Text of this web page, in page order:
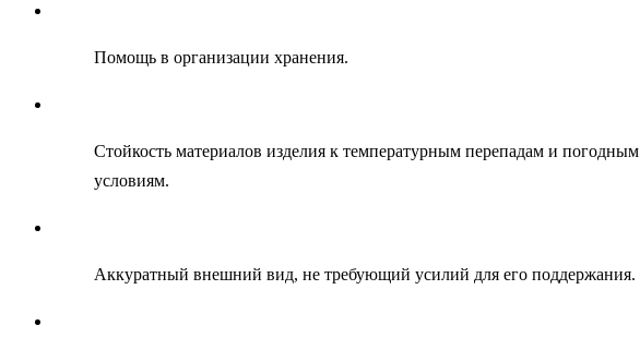
Помощь в организации хранения.
Стойкость материалов изделия к температурным перепадам и погодным
условиям.
Аккуратный внешний вид, не требующий усилий для его поддержания.